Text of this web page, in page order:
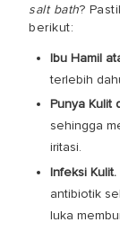
salt bath?
berikut:
Ibu Hamil
terlebih
Punya Kulit
sehingga
iritasi.
Infeksi Kulit.
antibiotik
luka